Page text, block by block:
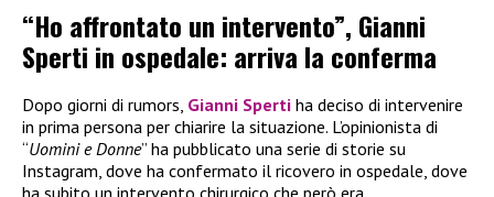
“Ho affrontato un intervento”, Gianni
Sperti in ospedale: arriva la conferma
Dopo giorni di rumors, Gianni Sperti ha deciso di intervenire
in prima persona per chiarire la situazione. L’opinionista di
“Uomini e Donne” ha pubblicato una serie di storie su
Instagram, dove ha confermato il ricovero in ospedale, dove